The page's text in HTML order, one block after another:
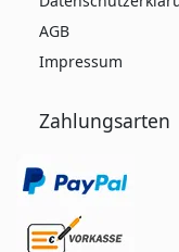
AGB
Impressum
Zahlungsarten